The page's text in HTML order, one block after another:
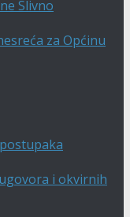
Slivno
za Općinu
i okvirnih